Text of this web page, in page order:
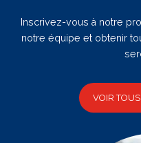
Inscrivez-vous à notre
notre équipe et obtenir
VOIR